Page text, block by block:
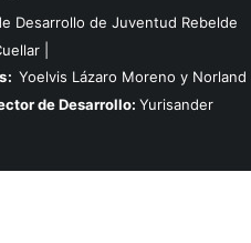
Desarrollo de Juventud Rebelde
|
Yoelvis Lázaro Moreno y Norland
de Desarrollo: Yurisander